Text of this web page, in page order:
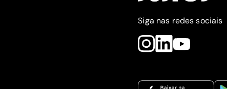
Siga nas redes sociais